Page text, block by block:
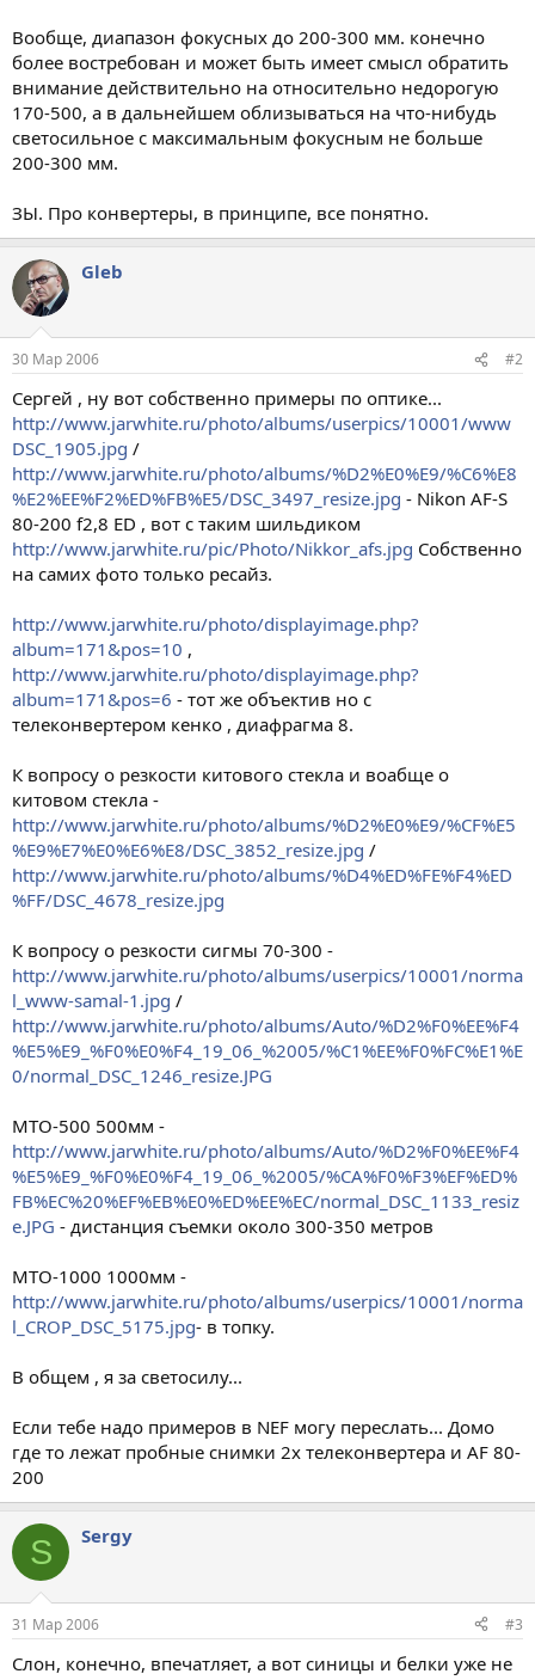
Вообще, диапазон фокусных до 200-300 мм. конечно
более востребован и может быть имеет смысл обратить
внимание действительно на относительно недорогую
170-500, а в дальнейшем облизываться на что-нибудь
светосильное с максимальным фокусным не больше
200-300 мм.
ЗЫ. Про конвертеры, в принципе, все понятно.
Gleb
30 Мар 2006 #2
Сергей , ну вот собственно примеры по оптике...
http://www.jarwhite.ru/photo/albums/userpics/10001/www
DSC_1905.jpg /
http://www.jarwhite.ru/photo/albums/%D2%E0%E9/%C6%E8
%E2%EE%F2%ED%FB%E5/DSC_3497_resize.jpg - Nikon AF-S
80-200 f2,8 ED , вот с таким шильдиком
http://www.jarwhite.ru/pic/Photo/Nikkor_afs.jpg Собственно
на самих фото только ресайз.
http://www.jarwhite.ru/photo/displayimage.php?
album=171&pos=10 ,
http://www.jarwhite.ru/photo/displayimage.php?
album=171&pos=6 - тот же объектив но с
телеконвертером кенко , диафрагма 8.
К вопросу о резкости китового стекла и воабще о
китовом стекла -
http://www.jarwhite.ru/photo/albums/%D2%E0%E9/%CF%E5
%E9%E7%E0%E6%E8/DSC_3852_resize.jpg /
http://www.jarwhite.ru/photo/albums/%D4%ED%FE%F4%ED
%FF/DSC_4678_resize.jpg
К вопросу о резкости сигмы 70-300 -
http://www.jarwhite.ru/photo/albums/userpics/10001/norma
l_www-samal-1.jpg /
http://www.jarwhite.ru/photo/albums/Auto/%D2%F0%EE%F4
%E5%E9_%F0%E0%F4_19_06_%2005/%C1%EE%F0%FC%E1%E
0/normal_DSC_1246_resize.JPG
MTO-500 500мм -
http://www.jarwhite.ru/photo/albums/Auto/%D2%F0%EE%F4
%E5%E9_%F0%E0%F4_19_06_%2005/%CA%F0%F3%EF%ED%
FB%EC%20%EF%EB%E0%ED%EE%EC/normal_DSC_1133_resiz
e.JPG - дистанция съемки около 300-350 метров
MTO-1000 1000мм -
http://www.jarwhite.ru/photo/albums/userpics/10001/norma
l_CROP_DSC_5175.jpg- в топку.
В общем , я за светосилу...
Если тебе надо примеров в NEF могу переслать... Домо
где то лежат пробные снимки 2х телеконвертера и AF 80-
200
S Sergy
31 Мар 2006 #3
Слон, конечно, впечатляет, а вот синицы и белки уже не